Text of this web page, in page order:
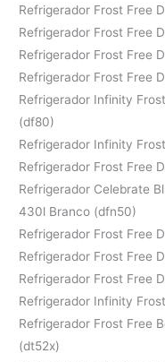
Refrigerador Frost Free
Refrigerador Frost Free
Refrigerador Frost Free
Refrigerador Frost Free
Refrigerador Infinity
(df80)
Refrigerador Infinity
Refrigerador Frost Free
Refrigerador Celebrate
430l Branco (dfn50)
Refrigerador Frost Free
Refrigerador Frost Free
Refrigerador Frost Free
Refrigerador Infinity
Refrigerador Frost Free
(dt52x)